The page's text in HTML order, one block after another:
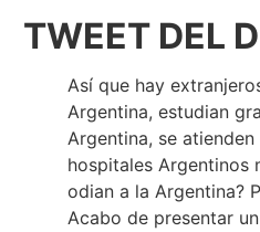
TWEET DEL
Así que hay
Argentina, estudian
Argentina, se
hospitales Argentinos
odian a la Argentina?
Acabo de presentar